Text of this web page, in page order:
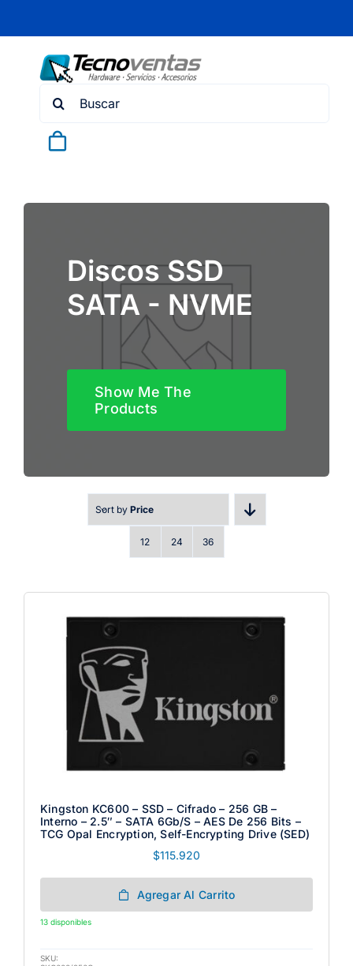
content
Search
Discos SSD
SATA - NVME
Show Me The
Products
Sort by Price
12 24 36
Kingston KC600 – SSD – Cifrado – 256 GB –
Interno – 2.5″ – SATA 6Gb/s – AES De 256 Bits –
TCG Opal Encryption, Self-Encrypting Drive (SED)
$115.920
Agregar Al Carrito
13 disponibles
SKU: